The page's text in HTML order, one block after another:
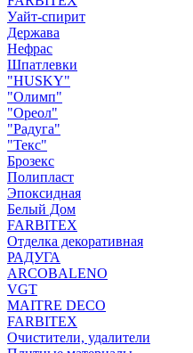
Уайт-спирит
Держава
Нефрас
Шпатлевки
"HUSKY"
"Олимп"
"Ореол"
"Радуга"
"Текс"
Брозекс
Полипласт
Эпоксидная
Белый Дом
FARBITEX
Отделка декоративная
РАДУГА
ARCOBALENO
VGT
MAITRE DECO
FARBITEX
Очистители, удалители